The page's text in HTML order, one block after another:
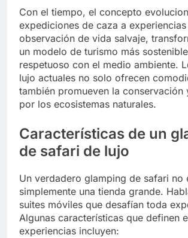
Con el tiempo, el concepto
expediciones de caza a
observación de vida salvaje,
un modelo de turismo más
respetuoso con el medio ambiente.
lujo actuales no solo ofrecen
también promueven la conservación
por los ecosistemas naturales.
Características de un
de safari de lujo
Un verdadero glamping de safari no
simplemente una tienda grande.
suites móviles que desafían toda
Algunas características que definen
experiencias incluyen: